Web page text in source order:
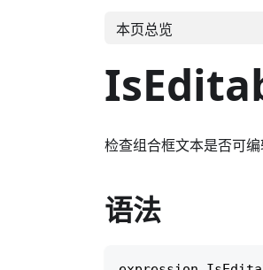
本页总览
检查组合框文本是否可
语法